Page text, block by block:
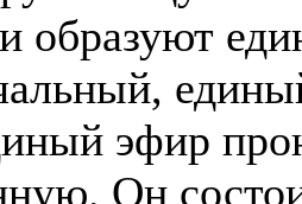
образуют
эфир
Он